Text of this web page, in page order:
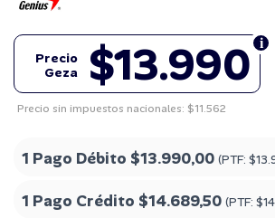
$13.990
Precio
Geza
Precio sin impuestos nacionales: $11.562
1 Pago Débito $13.990,00 (PTF:
1 Pago Crédito $14.689,50 (PTF: